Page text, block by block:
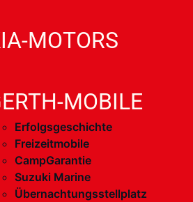
MOTORS
MOBILE
Erfolgsgeschichte
Freizeitmobile
CampGarantie
Suzuki Marine
Übernachtungsstellplatz